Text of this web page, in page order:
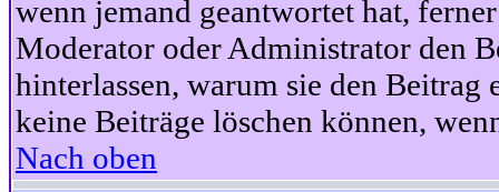
wenn jemand geantwortet hat,
Moderator oder Administrator den
hinterlassen, warum sie den Beitrag
keine Beiträge löschen können,
Nach oben